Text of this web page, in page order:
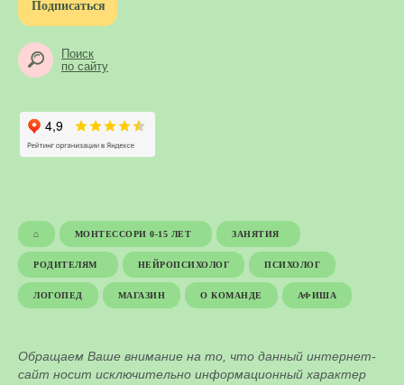
Подписаться
Поиск
по сайту
⌂ МОНТЕССОРИ 0-15 ЛЕТ ЗАНЯТИЯ
РОДИТЕЛЯМ НЕЙРОПСИХОЛОГ ПСИХОЛОГ
ЛОГОПЕД МАГАЗИН О КОМАНДЕ АФИША
Обращаем Ваше внимание на то, что данный интернет-
сайт носит исключительно информационный характер